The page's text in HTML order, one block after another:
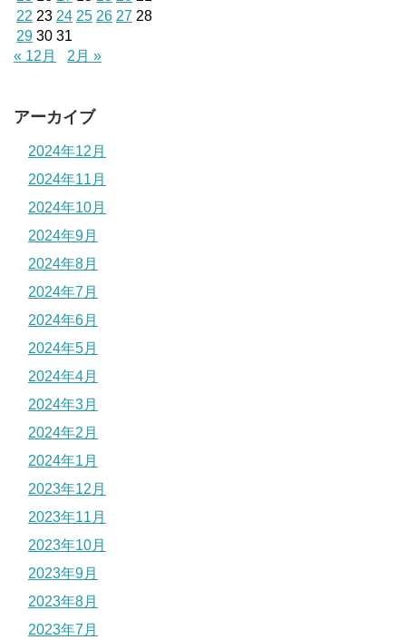
22 23 24 25 26 27 28
29 30 31
« 12月
2月 »
アーカイブ
2024年12月
2024年11月
2024年10月
2024年9月
2024年8月
2024年7月
2024年6月
2024年5月
2024年4月
2024年3月
2024年2月
2024年1月
2023年12月
2023年11月
2023年10月
2023年9月
2023年8月
2023年7月